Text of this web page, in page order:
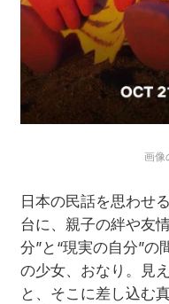
画像
日本の民話を思わせ
台に、親子の絆や友
分”と“現実の自分”の
の少女、おなり。見
と、そこに差し込む